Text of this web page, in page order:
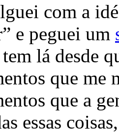
com a
e peguei um
lá desde
que me
que a
essas